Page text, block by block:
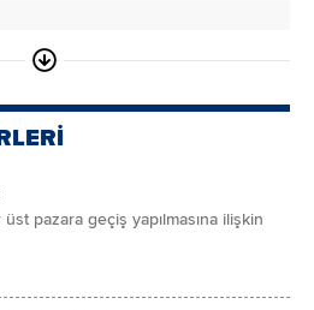
Alacaklar
İlişkili Olmayan Taraflardan Alacaklar
(-)
(-)
Yatırımların Karlarından/Zararlarından Paylar
KARI/ZARARI
üst pazara geçiş yapılmasına ilişkin